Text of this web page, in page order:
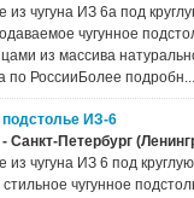
из чугуна ИЗ 6а под
чугунное
из массива
по РоссииБолее подробн...
подстолье ИЗ-6
Санкт-Петербург
из чугуна ИЗ 6 под
чугунное